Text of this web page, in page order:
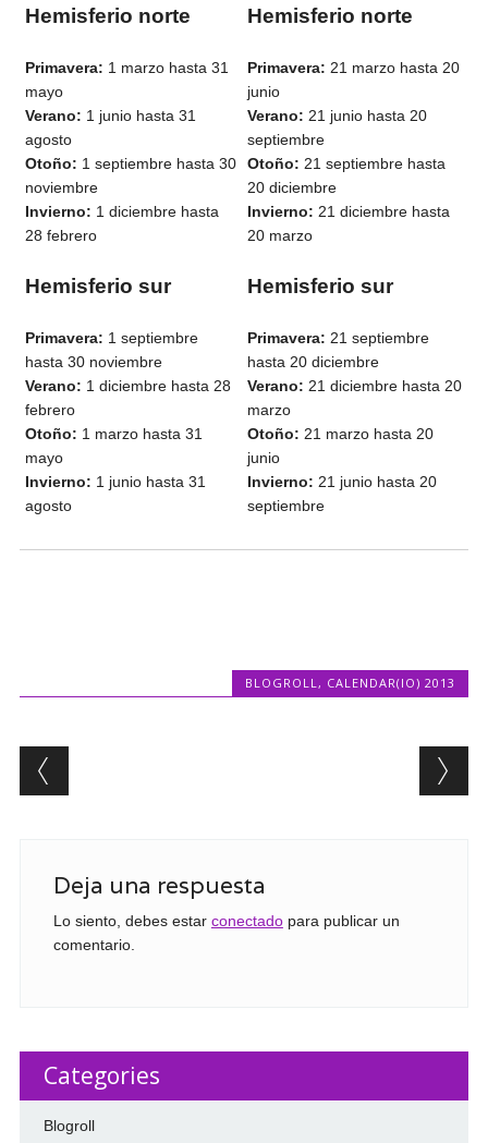
Hemisferio norte
Primavera: 1 marzo hasta 31
mayo
Verano: 1 junio hasta 31
agosto
Otoño: 1 septiembre hasta 30
noviembre
Invierno: 1 diciembre hasta
28 febrero
Hemisferio sur
Primavera: 1 septiembre
hasta 30 noviembre
Verano: 1 diciembre hasta 28
febrero
Otoño: 1 marzo hasta 31
mayo
Invierno: 1 junio hasta 31
agosto
Hemisferio norte
Primavera: 21 marzo hasta 20
junio
Verano: 21 junio hasta 20
septiembre
Otoño: 21 septiembre hasta
20 diciembre
Invierno: 21 diciembre hasta
20 marzo
Hemisferio sur
Primavera: 21 septiembre
hasta 20 diciembre
Verano: 21 diciembre hasta 20
marzo
Otoño: 21 marzo hasta 20
junio
Invierno: 21 junio hasta 20
septiembre
BLOGROLL, CALENDAR(IO) 2013
Post navigation
Deja una respuesta
Lo siento, debes estar conectadopara publicar un
comentario.
Categories
Blogroll